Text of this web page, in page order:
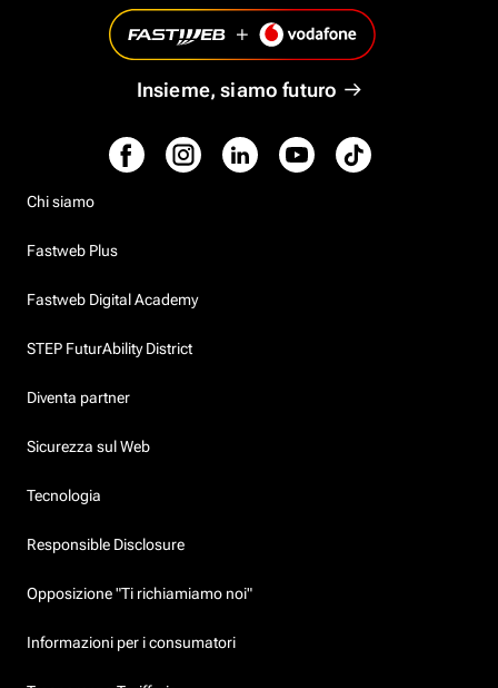
Insieme, siamo futuro
Chi siamo
Fastweb Plus
Fastweb Digital Academy
STEP FuturAbility District
Diventa partner
Sicurezza sul Web
Tecnologia
Responsible Disclosure
Opposizione "Ti richiamiamo noi"
Informazioni per i consumatori